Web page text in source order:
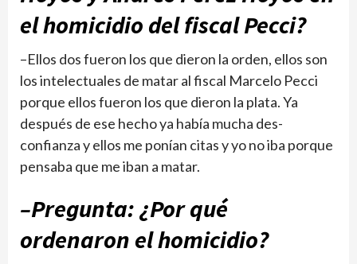
el homicidio del fiscal Pecci?
–Ellos dos fueron los que dieron la orden, ellos son
los intelectuales de matar al fiscal Marcelo Pecci
porque ellos fueron los que dieron la plata. Ya
después de ese hecho ya había mucha des­
confianza y ellos me ponían citas y yo no iba porque
pen­saba que me iban a matar.
–Pregunta: ¿Por qué
ordenaron el homicidio?